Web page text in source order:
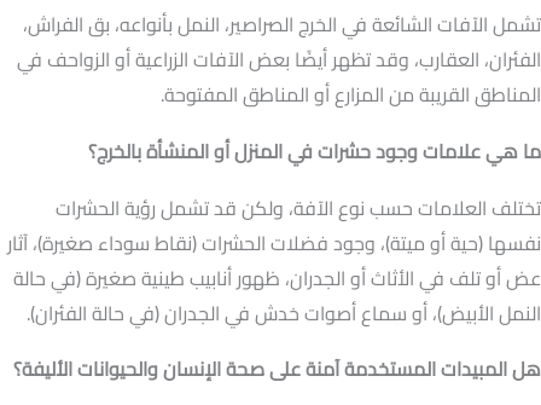
تشمل الآفات الشائعة في الخرج الصراصير، النمل بأنواعه، بق الفراش،
الفئران، العقارب، وقد تظهر أيضًا بعض الآفات الزراعية أو الزواحف في
المناطق القريبة من المزارع أو المناطق المفتوحة.
ما هي علامات وجود حشرات في المنزل أو المنشأة بالخرج؟
تختلف العلامات حسب نوع الآفة، ولكن قد تشمل رؤية الحشرات
نفسها (حية أو ميتة)، وجود فضلات الحشرات (نقاط سوداء صغيرة)، آثار
عض أو تلف في الأثاث أو الجدران، ظهور أنابيب طينية صغيرة (في حالة
النمل الأبيض)، أو سماع أصوات خدش في الجدران (في حالة الفئران).
هل المبيدات المستخدمة آمنة على صحة الإنسان والحيوانات الأليفة؟